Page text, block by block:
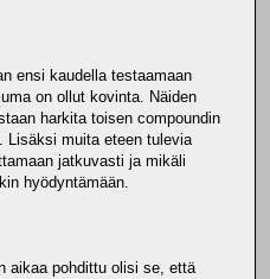
ensi kaudella testaamaan
on ollut kovinta. Näiden
harkita toisen compoundin
Lisäksi muita eteen tulevia
jatkuvasti ja mikäli
hyödyntämään.
aikaa pohdittu olisi se, että